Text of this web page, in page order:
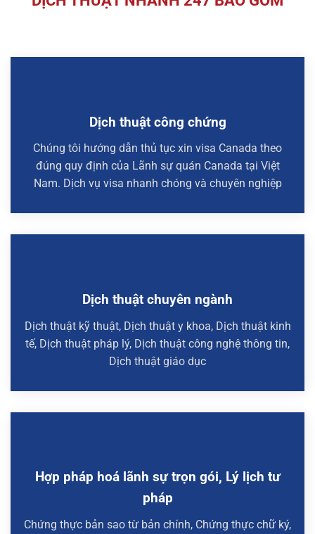
Dịch thuật công chứng
Chúng tôi hướng dẫn thủ tục xin visa Canada theo
đúng quy định của Lãnh sự quán Canada tại Việt
Nam. Dịch vụ visa nhanh chóng và chuyên nghiệp
Dịch thuật chuyên ngành
Dịch thuật kỹ thuật, Dịch thuật y khoa, Dịch thuật kinh
tế, Dịch thuật pháp lý, Dịch thuật công nghệ thông tin,
Dịch thuật giáo dục
Hợp pháp hoá lãnh sự trọn gói, Lý lịch tư
pháp
Chứng thực bản sao từ bản chính, Chứng thực chữ ký,